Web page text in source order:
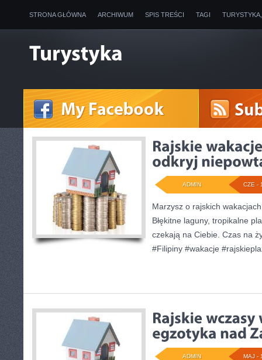
STRONA GŁÓWNA ARCHIWUM SPIS TREŚCI TAGI
CZE -
ADMIN
Marzysz o rajskich
Błękitne laguny, tropikalne
czekają na Ciebie. Czas na
#Filipiny #wakacje
MAJ -
ADMIN